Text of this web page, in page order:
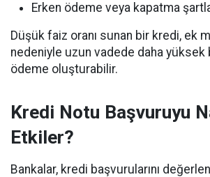
Erken ödeme veya kapatma
Düşük faiz oranı sunan bir kredi, ek
nedeniyle uzun vadede daha yüksek
ödeme oluşturabilir.
Kredi Notu Başvuruyu
Etkiler?
Bankalar, kredi başvurularını